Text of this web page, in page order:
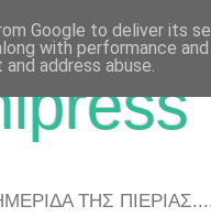
ΤΗΣ
Google to deliver its
with performance
address abuse.